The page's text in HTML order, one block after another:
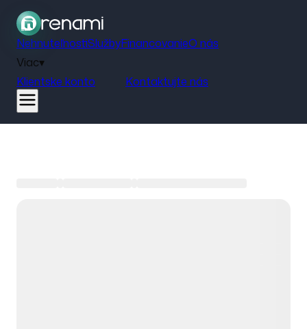
NehnuteľnostiSlužbyFinancovanieO nás
Viac▾
Klientske konto
Kontaktujte nás